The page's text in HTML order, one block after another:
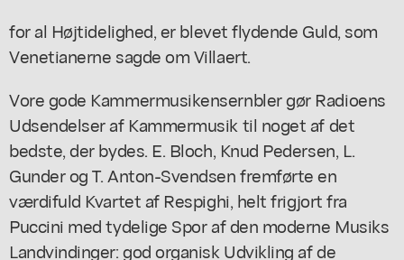
for al Højtidelighed, er blevet flydende Guld, som
Venetianerne sagde om Villaert.
Vore gode Kammermusikensernbler gør Radioens
Udsendelser af Kammermusik til noget af det
bedste, der bydes. E. Bloch, Knud Pedersen, L.
Gunder og T. Anton-Svendsen fremførte en
værdifuld Kvartet af Respighi, helt frigjort fra
Puccini med tydelige Spor af den moderne Musiks
Landvindinger: god organisk Udvikling af de